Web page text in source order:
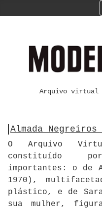
Arquivo virtual
Almada
O Arquivo
constituído
importantes: o de
1970),
plástico, e de
sua mulher,